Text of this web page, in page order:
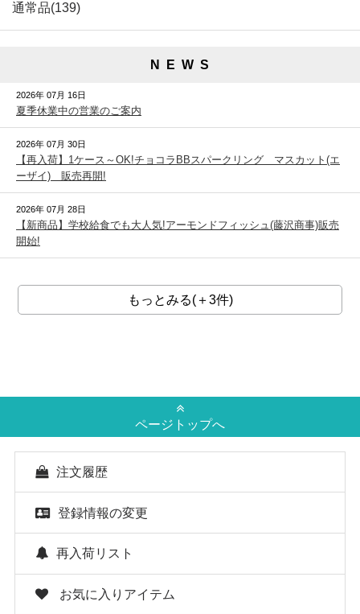
通常品(139)
N E W S
2026年 07月 16日
夏季休業中の営業のご案内
2026年 07月 30日
【再入荷】1ケース～OK!チョコラBBスパークリング マスカット(エ
ーザイ) 販売再開!
2026年 07月 28日
【新商品】学校給食でも大人気!アーモンドフィッシュ(藤沢商事)販売
開始!
もっとみる(＋3件)
ページトップへ
注文履歴
登録情報の変更
再入荷リスト
お気に入りアイテム